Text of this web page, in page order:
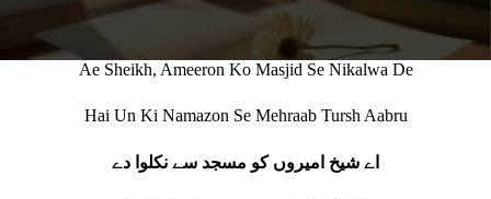
Ae Sheikh, Ameeron Ko Masjid Se Nikalwa De
Hai Un Ki Namazon Se Mehraab Tursh Aabru
اے شیخ امیروں کو مسجد سے نکلوا دے